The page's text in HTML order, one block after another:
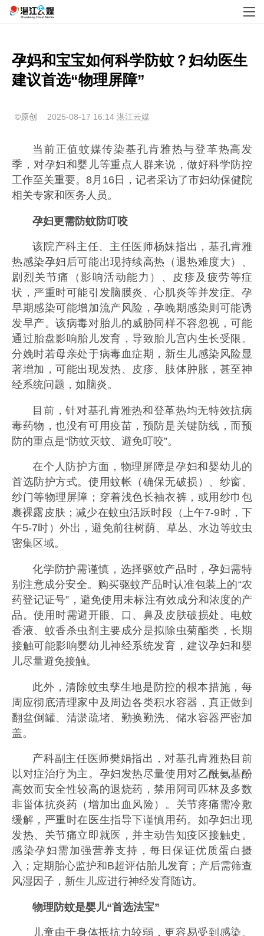
孕妈和宝宝如何科学防蚊？妇幼医生
建议首选“物理屏障”
©原创 2025-08-17 16:14 湛江云媒
当前正值蚊媒传染基孔肯雅热与登革热高发
季，对孕妇和婴儿等重点人群来说，做好科学防控
工作至关重要。8月16日，记者采访了市妇幼保健院
相关专家和医务人员。
孕妇更需防蚊防叮咬
该院产科主任、主任医师杨妹指出，基孔肯雅
热感染孕妇后可能出现持续高热（退热难度大）、
剧烈关节痛（影响活动能力）、皮疹及疲劳等症
状，严重时可能引发脑膜炎、心肌炎等并发症。孕
早期感染可能增加流产风险，孕晚期感染则可能诱
发早产。该病毒对胎儿的威胁同样不容忽视，可能
通过胎盘影响胎儿发育，导致胎儿宫内生长受限。
分娩时若母亲处于病毒血症期，新生儿感染风险显
著增加，可能出现发热、皮疹、肢体肿胀，甚至神
经系统问题，如脑炎。
目前，针对基孔肯雅热和登革热均无特效抗病
毒药物，也没有可用疫苗，预防是关键防线，而预
防的重点是“防蚊灭蚊、避免叮咬”。
在个人防护方面，物理屏障是孕妇和婴幼儿的
首选防护方式。使用蚊帐（确保无破损）、纱窗、
纱门等物理屏障；穿着浅色长袖衣裤，或用纱巾包
裹裸露皮肤；减少在蚊虫活跃时段（上午7-9时，下
午5-7时）外出，避免前往树荫、草丛、水边等蚊虫
密集区域。
化学防护需谨慎，选择驱蚊产品时，孕妇需特
别注意成分安全。购买驱蚊产品时认准包装上的“农
药登记证号”，避免使用未标注有效成分和浓度的产
品。使用时需避开眼、口、鼻及皮肤破损处。电蚊
香液、蚊香杀虫剂主要成分是拟除虫菊酯类，长期
接触可能影响婴幼儿神经系统发育，建议孕妇和婴
儿尽量避免接触。
此外，清除蚊虫孳生地是防控的根本措施，每
周应彻底清理家中及周边各类积水容器，真正做到
翻盆倒罐、清淤疏堵、勤换勤洗、储水容器严密加
盖。
产科副主任医师樊娟指出，对基孔肯雅热目前
以对症治疗为主。孕妇发热尽量使用对乙酰氨基酚
高效而安全性较高的退烧药，禁用阿司匹林及多数
非甾体抗炎药（增加出血风险）。关节疼痛需冷敷
缓解，严重时在医生指导下谨慎用药。如孕妇出现
发热、关节痛立即就医，并主动告知疫区接触史。
感染孕妇需加强营养支持，每日保证优质蛋白摄
入；定期胎心监护和B超评估胎儿发育；产后需筛查
风湿因子，新生儿应进行神经发育随访。
物理防蚊是婴儿“首选法宝”
儿童由于身体抵抗力较弱，更容易受到感染。